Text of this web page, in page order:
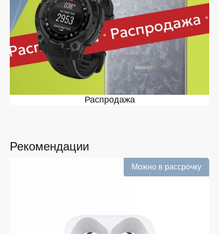
На нашей торговой платформе представлен широкий
выбор продукции. Среди ассортимента, как новинки
рынка, так и проверенные временем модели. Каждый
продукт в каталоге соответствует стандартам
качества. Вы можете выбрать и заказать Forerunner
255S Music в Белгороде в удобной конфигурации и с
доступной ценой.
Мы постоянно обновляем ассортимент, отслеживаем
наличие, поддерживаем актуальность информации,
касающейся цен и наличия. Благодаря этому клиенты
следим за новинками рынка и оперативно
добавляем их в каталог.
Подтверждённое наличие на складе.
Информация о наличии обновляется в режиме
прозрачны и соответствуют итоговой сумме при
оформлении заказа.
Распродажа
Рекомендации
Можно в рассрочку